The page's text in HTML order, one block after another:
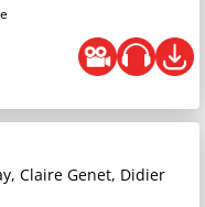
Claire Genet, Didier